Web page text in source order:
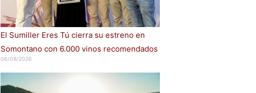
El Sumiller Eres Tú cierra su estreno en
Somontano con 6.000 vinos recomendados
06/08/2026